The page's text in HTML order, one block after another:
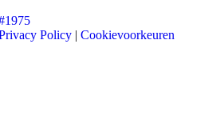
Policy | Cookievoorkeuren